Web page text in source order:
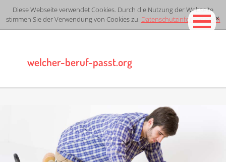
Diese Webseite verwendet Cookies. Durch die Nutzung der Webseite
stimmen Sie der Verwendung von Cookies zu. Datenschutzinformationen
[x]
welcher-beruf-passt.org